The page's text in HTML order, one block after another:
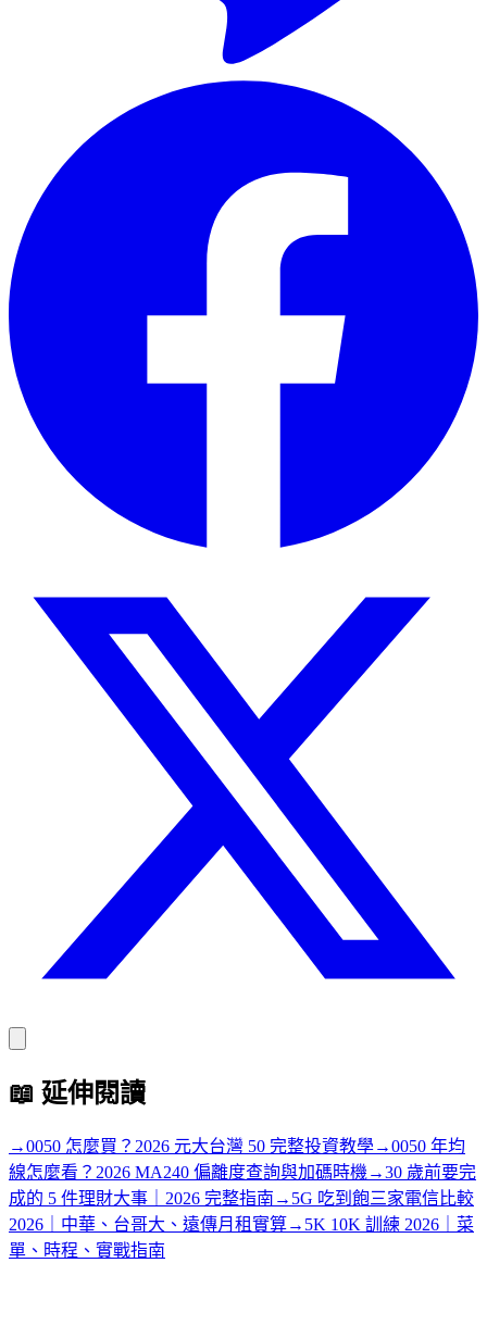
📖 延伸閱讀
→0050 怎麼買？2026 元大台灣 50 完整投資教學→0050 年均
線怎麼看？2026 MA240 偏離度查詢與加碼時機 →30 歲前要完
成的 5 件理財大事｜2026 完整指南 → 5G 吃到飽三家電信比較
2026｜中華、台哥大、遠傳月租實算→ 5K 10K 訓練 2026｜菜
單、時程、實戰指南